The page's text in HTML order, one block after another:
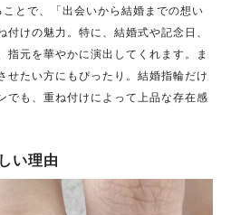
とで、「出会いから結婚までの想い
けの魅力。特に、結婚式や記念日、
指元を華やかに演出してくれます。ま
せたい方にもぴったり。結婚指輪だけ
でも、重ね付けによって上品な存在感
い理由